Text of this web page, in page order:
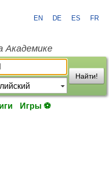
EN DE ES FR
Академике
Найти!
Игры ⚽